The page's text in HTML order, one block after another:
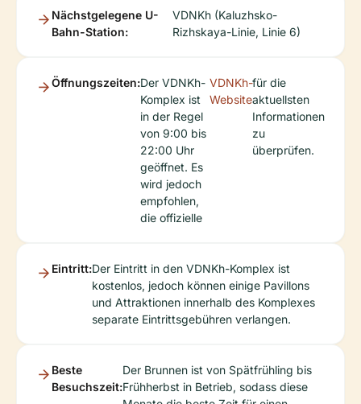
Nächstgelegene U-
Bahn-Station:
VDNKh (Kaluzhsko-
Rizhskaya-Linie, Linie 6)
Öffnungszeiten:Der VDNKh-
Komplex ist
in der Regel
von 9:00 bis
22:00 Uhr
geöffnet. Es
wird jedoch
empfohlen,
die offizielle
VDNKh-
Website
für die
aktuellsten
Informationen
zu
überprüfen.
Eintritt:Der Eintritt in den VDNKh-Komplex ist
kostenlos, jedoch können einige Pavillons
und Attraktionen innerhalb des Komplexes
separate Eintrittsgebühren verlangen.
Beste
Besuchszeit:
Der Brunnen ist von Spätfrühling bis
Frühherbst in Betrieb, sodass diese